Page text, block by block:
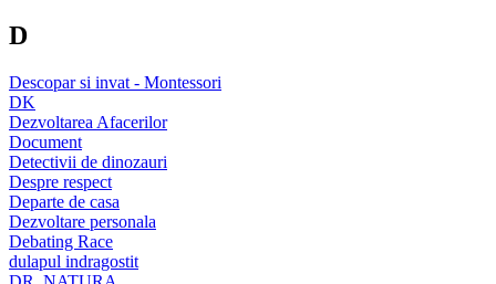
D
Descopar si invat - Montessori
DK
Dezvoltarea Afacerilor
Document
Detectivii de dinozauri
Despre respect
Departe de casa
Dezvoltare personala
Debating Race
dulapul indragostit